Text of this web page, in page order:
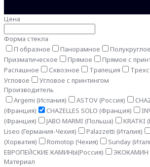
Цена
Форма стекла
П образное
Панорамное
Полукруглое
Призматическое
Прямое
Прямое с
Распашное
Сквозное Трапеция
Угловое
Угловое с принтингом
Производитель
Argemi (Испания)
ASTOV (Россия)
(Франция)
CHAZELLES SOLO (Франция)
(Франция)
JABO MARMI (Польша)
KRATKI
Liseo (Германия-Чехия)
Palazzetti (Италия)
(Хорватия)
Romotop (Чехия)
Sunday
ЕВРОПЕЙСКИЕ КАМИНЫ(Россия)
ЭКОКАМИН
Материал